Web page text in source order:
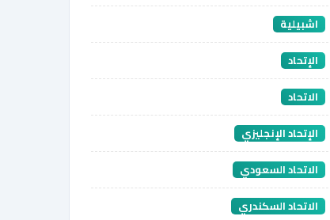
اشبيلية
الإتحاد
الاتحاد
الإتحاد الإنجليزي
الاتحاد السعودي
الاتحاد السكندري